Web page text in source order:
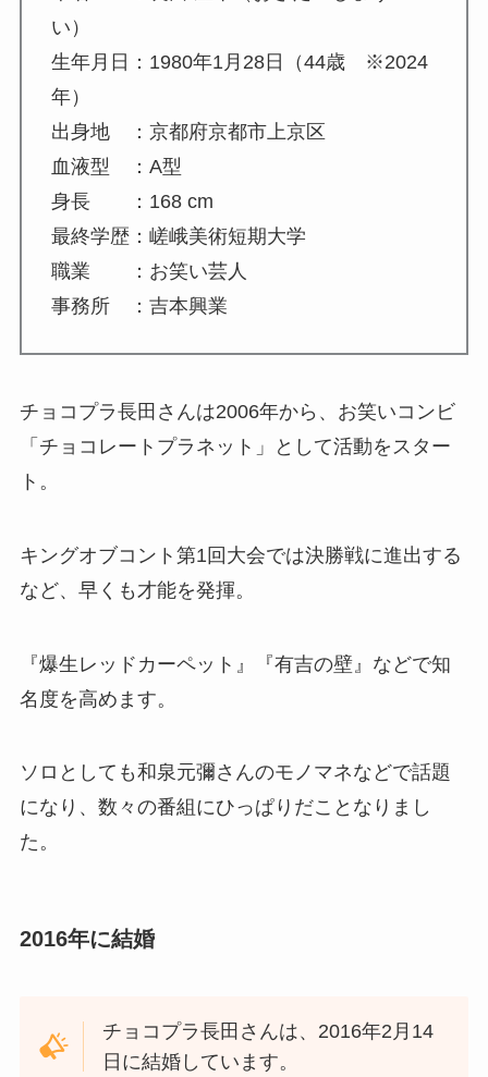
い）
生年月日：1980年1月28日（44歳 ※2024
年）
出身地 ：京都府京都市上京区
血液型 ：A型
身長 ：168 cm
最終学歴：嵯峨美術短期大学
職業 ：お笑い芸人
事務所 ：吉本興業
チョコプラ長田さんは2006年から、お笑いコンビ
「チョコレートプラネット」として活動をスター
ト。
キングオブコント第1回大会では決勝戦に進出する
など、早くも才能を発揮。
『爆生レッドカーペット』『有吉の壁』などで知
名度を高めます。
ソロとしても和泉元彌さんのモノマネなどで話題
になり、数々の番組にひっぱりだことなりまし
た。
2016年に結婚
チョコプラ長田さんは、2016年2月14
日に結婚しています。